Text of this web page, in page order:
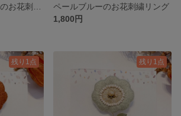
ペールブルーのお花刺繍リング
1,800円
残り1点 残り1点